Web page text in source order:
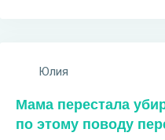
Юлия
Мама перестала
по этому поводу